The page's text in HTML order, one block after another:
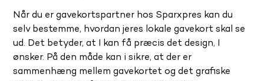
Når du er gavekortspartner hos Sparxpres kan du
selv bestemme, hvordan jeres lokale gavekort skal se
ud. Det betyder, at I kan få præcis det design, I
ønsker. På den måde kan i sikre, at der er
sammenhæng mellem gavekortet og det grafiske